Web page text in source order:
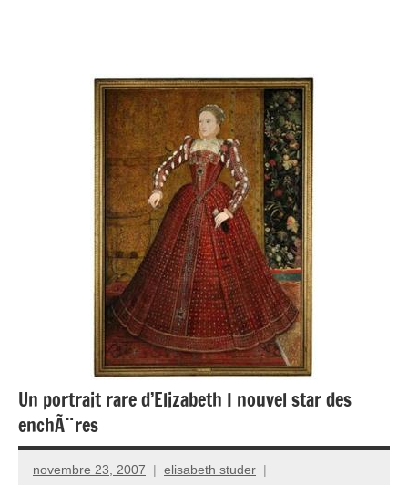
Un portrait rare d’Elizabeth I nouvel star des
enchÃ¨res
novembre 23, 2007
elisabeth studer